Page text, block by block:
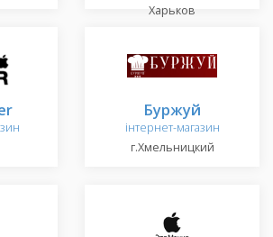
Харьков
Буржуй
інтернет-магазин
г.Хмельницкий